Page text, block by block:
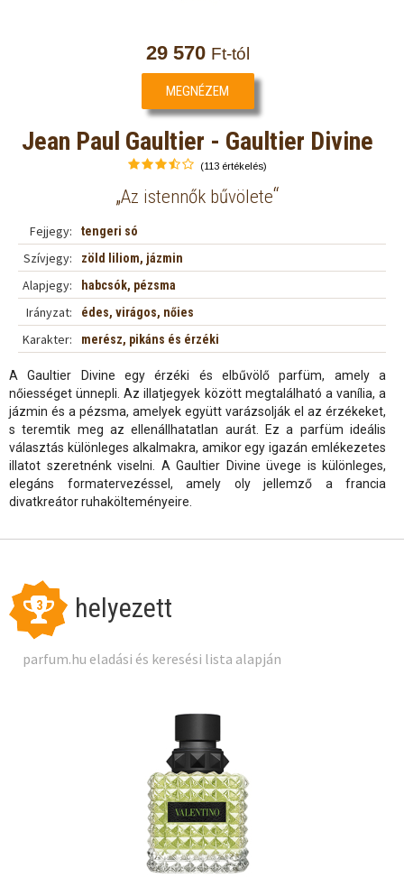
29 570 Ft-tól
MEGNÉZEM
Jean Paul Gaultier - Gaultier Divine
(113 értékelés)
„Az istennők bűvölete“
Fejjegy: tengeri só
Szívjegy: zöld liliom, jázmin
Alapjegy: habcsók, pézsma
Irányzat: édes, virágos, nőies
Karakter: merész, pikáns és érzéki
A Gaultier Divine egy érzéki és elbűvölő parfüm, amely a
nőiességet ünnepli. Az illatjegyek között megtalálható a vanília, a
jázmin és a pézsma, amelyek együtt varázsolják el az érzékeket,
s teremtik meg az ellenállhatatlan aurát. Ez a parfüm ideális
választás különleges alkalmakra, amikor egy igazán emlékezetes
illatot szeretnénk viselni. A Gaultier Divine üvege is különleges,
elegáns formatervezéssel, amely oly jellemző a francia
divatkreátor ruhakölteményeire.
3 helyezett
parfum.hu eladási és keresési lista alapján